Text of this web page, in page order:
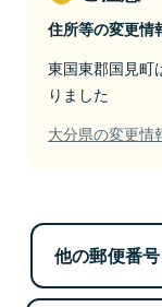
住所等の変更情
東国東郡国見町
りました
大分県の変更情
他の郵便番